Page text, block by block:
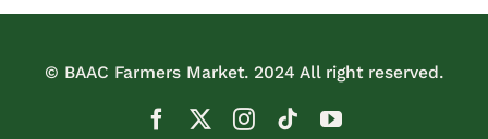
© BAAC Farmers Market. 2024 All right reserved.